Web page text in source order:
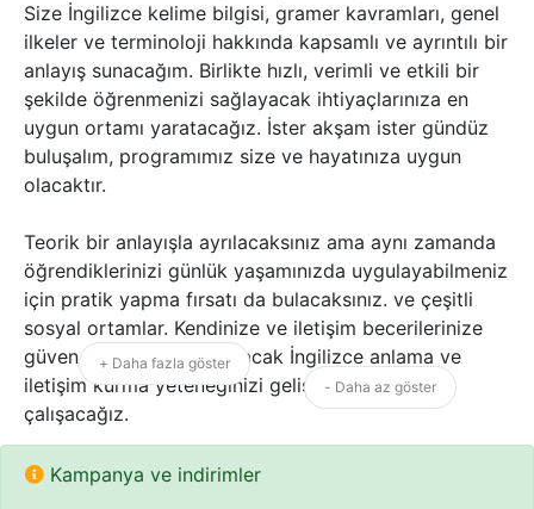
Size İngilizce kelime bilgisi, gramer kavramları, genel
ilkeler ve terminoloji hakkında kapsamlı ve ayrıntılı bir
anlayış sunacağım. Birlikte hızlı, verimli ve etkili bir
şekilde öğrenmenizi sağlayacak ihtiyaçlarınıza en
uygun ortamı yaratacağız. İster akşam ister gündüz
buluşalım, programımız size ve hayatınıza uygun
olacaktır.
Teorik bir anlayışla ayrılacaksınız ama aynı zamanda
öğrendiklerinizi günlük yaşamınızda uygulayabilmeniz
için pratik yapma fırsatı da bulacaksınız. ve çeşitli
sosyal ortamlar. Kendinize ve iletişim becerilerinize
güven duymanızı sağlayacak İngilizce anlama ve
iletişim kurma yeteneğinizi geliştirmek için
çalışacağız.
Beklemeyin! Tereddüt etmeyin! İngilizce konusunda
+ Daha fazla göster
- Daha az göster
Kampanya ve indirimler